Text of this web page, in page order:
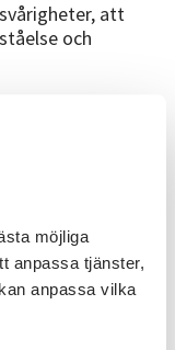
möjliga
anpassa tjänster,
anpassa vilka
att
och